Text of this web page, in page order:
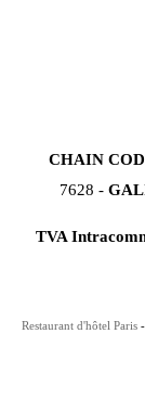
CHAIN
7628 -
TVA
Restaurant d'hôtel Paris